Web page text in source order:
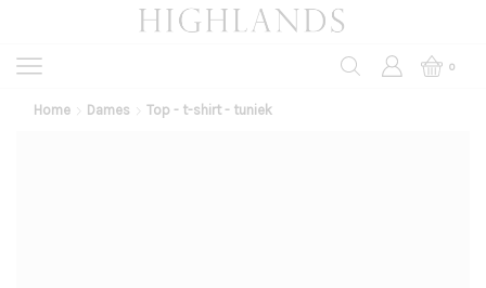
0
Home Dames Top - t-shirt - tuniek